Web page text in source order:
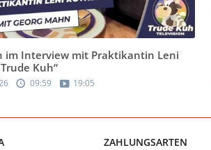
im Interview mit Praktikantin Leni
Kuh“
09:59 19:05
ZAHLUNGSARTEN